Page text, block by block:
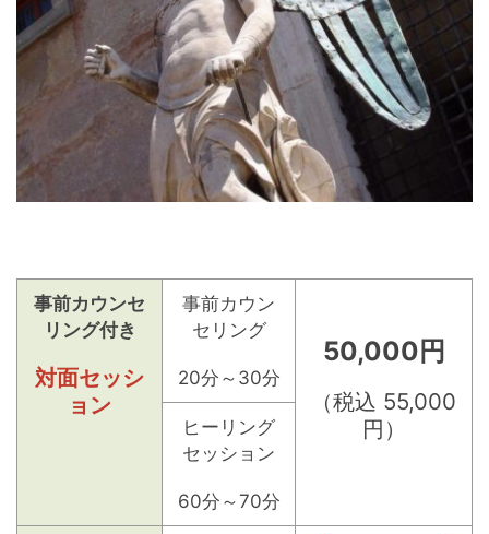
事前カウンセ
リング付き
対面セッシ
ョン
事前カウン
セリング
20分～30分
50,000円
（税込 55,000
円）
ヒーリング
セッション
60分～70分